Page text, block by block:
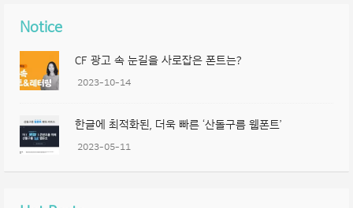
Notice
CF 광고 속 눈길을 사로잡은 폰트는?
2023-10-14
한글에 최적화된, 더욱 빠른 ‘산돌구름 웹폰트’
2023-05-11